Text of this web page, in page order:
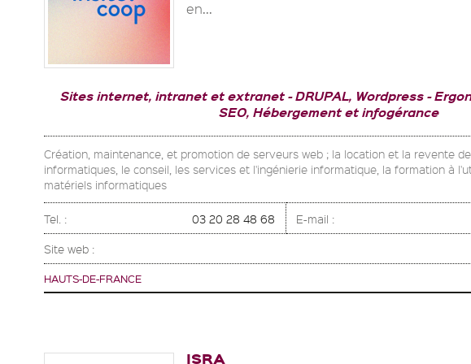
en...
Sites internet, intranet et extranet DRUPAL, Wordpress
SEO, Hébergement et infogérance
Création, maintenance, et promotion de serveurs web ; la location et la revente
informatiques, le conseil, les services et l'ingénierie informatique, la formation à
matériels informatiques
Tel. : 03 20 28 48 68 E-mail :
Site web :
HAUTS-DE-FRANCE
ISRA